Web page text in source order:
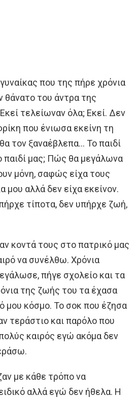
που της πήρε χρόνια
θάνατο του άντρα της
τελείωναν όλα; Εκεί. Δεν
που ένιωσα εκείνη τη
τον ξαναέβλεπα… Το παιδί
παιδί μας; Πώς θα μεγάλωνα
μόνη, σαφώς είχα τους
μου αλλά δεν είχα εκείνον.
τίποτα, δεν υπήρχε ζωή,
κοντά τους στο πατρικό μας
να συνέλθω. Χρόνια
πήγε σχολείο και τα
της ζωής του τα έχασα
μου κόσμο. Το σoκ που έζησα
τεράστιο και παρόλο που
καιρός εγώ ακόμα δεν
με κάθε τρόπο να
αλλά εγώ δεν ήθελα. Η